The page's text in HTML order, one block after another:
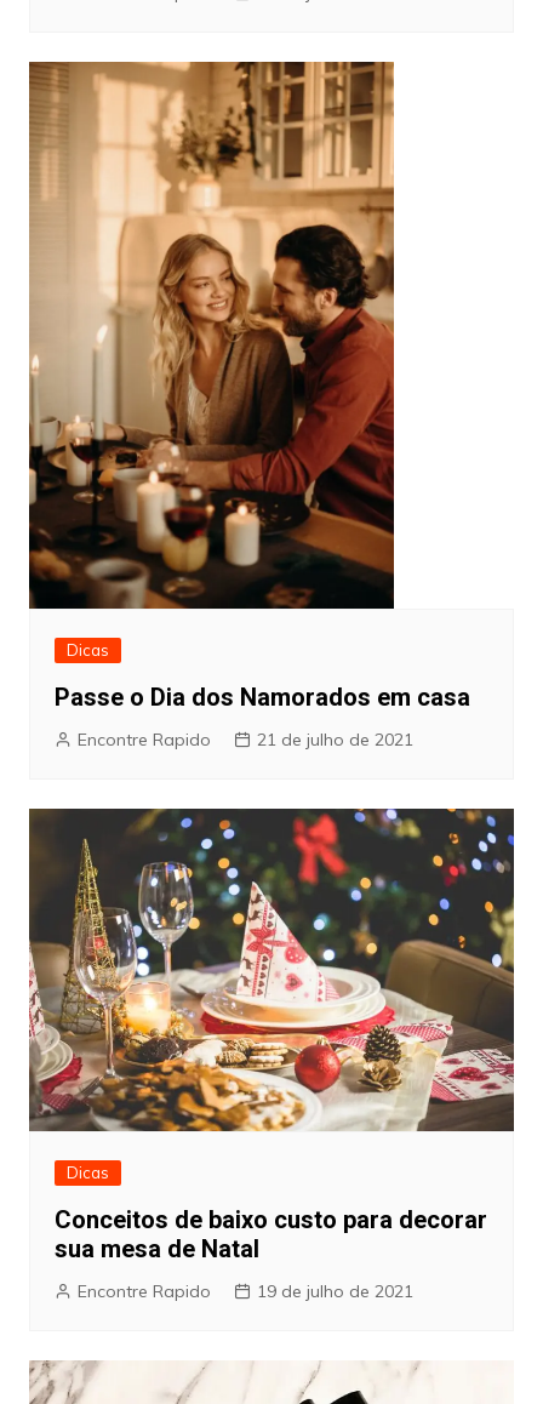
Dicas
Passe o Dia dos Namorados em casa
Encontre Rapido 21 de julho de 2021
Dicas
Conceitos de baixo custo para decorar
sua mesa de Natal
Encontre Rapido 19 de julho de 2021